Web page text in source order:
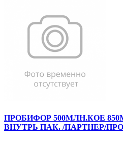
ПРОБИФОР 500МЛН.КОЕ
ВНУТРЬ ПАК. /ПАРТНЕР/